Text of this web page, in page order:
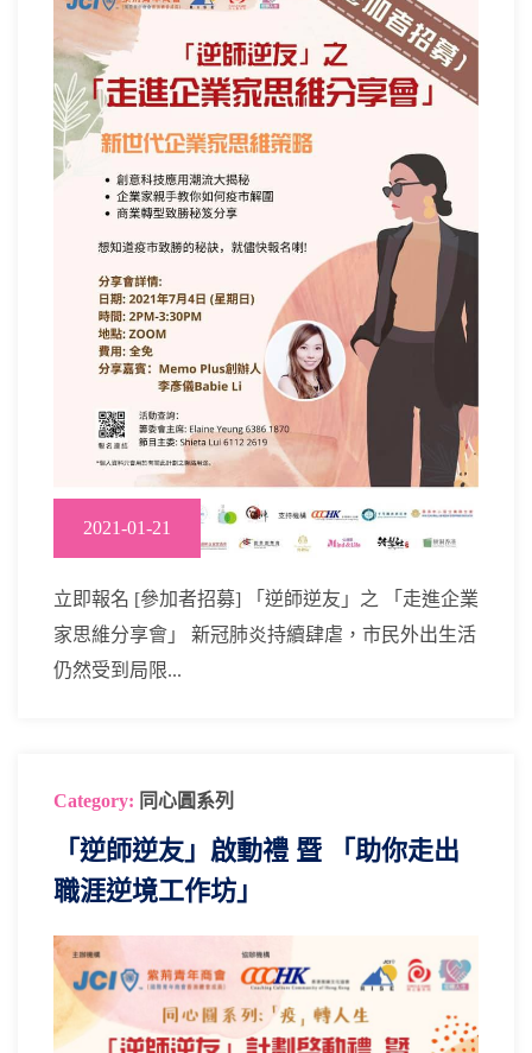
2021-01-21
立即報名 [參加者招募] 「逆師逆友」之 「走進企業
家思維分享會」 新冠肺炎持續肆虐，市民外出生活
仍然受到局限...
Category: 同心圓系列
「逆師逆友」啟動禮 暨 「助你走出
職涯逆境工作坊」